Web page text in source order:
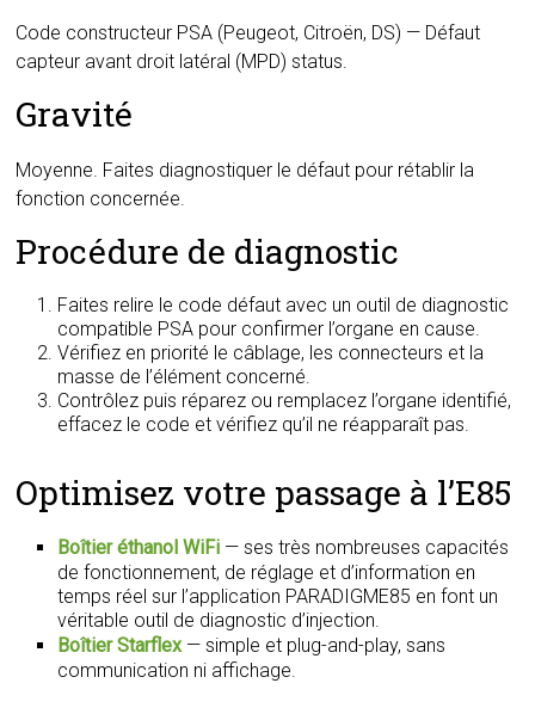
Code constructeur PSA (Peugeot, Citroën, DS) — Défaut
capteur avant droit latéral (MPD) status.
Gravité
Moyenne. Faites diagnostiquer le défaut pour rétablir la
fonction concernée.
Procédure de diagnostic
Faites relire le code défaut avec un outil de diagnostic
compatible PSA pour confirmer l’organe en cause.
Vérifiez en priorité le câblage, les connecteurs et la
masse de l’élément concerné.
Contrôlez puis réparez ou remplacez l’organe identifié,
effacez le code et vérifiez qu’il ne réapparaît pas.
Optimisez votre passage à l’E85
Boîtier éthanol WiFi — ses très nombreuses capacités
de fonctionnement, de réglage et d’information en
temps réel sur l’application PARADIGME85 en font un
véritable outil de diagnostic d’injection.
Boîtier Starflex— simple et plug-and-play, sans
communication ni affichage.